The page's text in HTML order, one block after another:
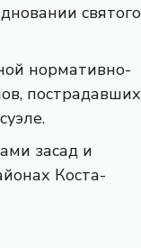
святого
нормативно-
пострадавших
засад и
Коста-